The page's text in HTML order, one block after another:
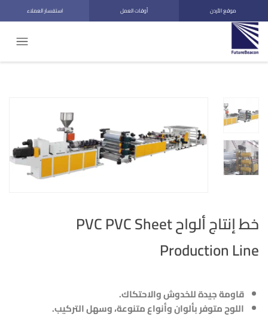
موقع الأردن أوقات العمل استفسار العملاء
خط إنتاج ألواح PVC PVC Sheet
Production Line
قاومة جيدة للخدوش والاحتكاك.
اللوح متوفر بألوان وأنواع متنوعة، وسهل التركيب.